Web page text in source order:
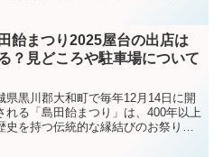
ろが満載。この記事では、神幸式大
開催概要から、屋台...
飴まつり2025屋台の出店は
？見どころや駐車場について
県黒川郡大和町で毎年12月14日に開
れる「島田飴まつり」は、400年以上
史を持つ伝統的な縁結びのお祭りで